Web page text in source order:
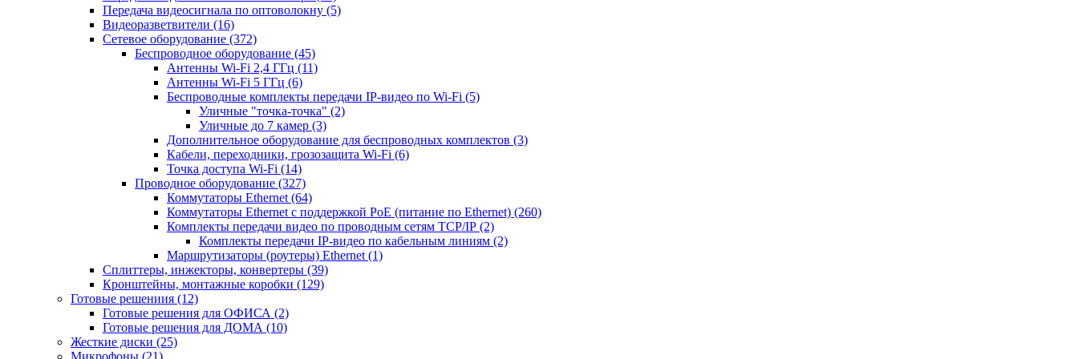
Передача видеосигнала по оптоволокну (5)
Видеоразветвители (16)
Сетевое оборудование (372)
Беспроводное оборудование (45)
Антенны Wi-Fi 2,4 ГГц (11)
Антенны Wi-Fi 5 ГГц (6)
Беспроводные комплекты передачи IP-видео по Wi-Fi (5)
Уличные "точка-точка" (2)
Уличные до 7 камер (3)
Дополнительное оборудование для беспроводных комплектов (3)
Кабели, переходники, грозозащита Wi-Fi (6)
Точка доступа Wi-Fi (14)
Проводное оборудование (327)
Коммутаторы Ethernet (64)
Коммутаторы Ethernet с поддержкой PoE (питание по Ethernet) (260)
Комплекты передачи видео по проводным сетям TCP/IP (2)
Комплекты передачи IP-видео по кабельным линиям (2)
Маршрутизаторы (роутеры) Ethernet (1)
Сплиттеры, инжекторы, конвертеры (39)
Кронштейны, монтажные коробки (129)
Готовые решениия (12)
Готовые решения для ОФИСА (2)
Готовые решения для ДОМА (10)
Жесткие диски (25)
Микрофоны (21)